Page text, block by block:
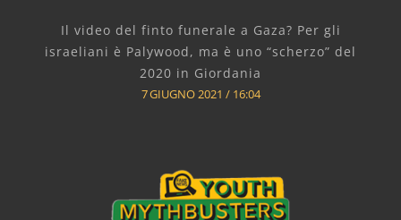
Il video del finto funerale a Gaza? Per gli
israeliani è Palywood, ma è uno “scherzo” del
2020 in Giordania
7 GIUGNO 2021 16:04